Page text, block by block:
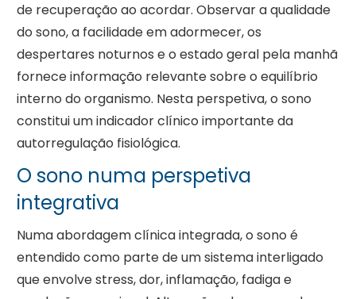
de recuperação ao acordar. Observar a qualidade
do sono, a facilidade em adormecer, os
despertares noturnos e o estado geral pela manhã
fornece informação relevante sobre o equilíbrio
interno do organismo. Nesta perspetiva, o sono
constitui um indicador clínico importante da
autorregulação fisiológica.
O sono numa perspetiva
integrativa
Numa abordagem clínica integrada, o sono é
entendido como parte de um sistema interligado
que envolve stress, dor, inflamação, fadiga e